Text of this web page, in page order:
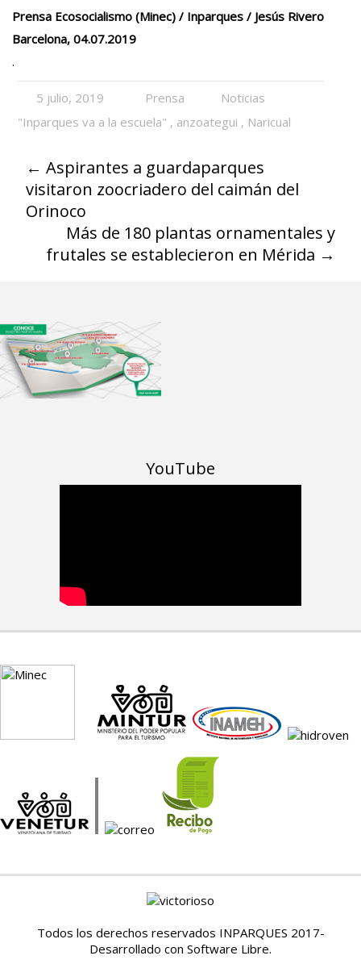
Prensa Ecosocialismo (Minec) / Inparques / Jesús Rivero
Barcelona, 04.07.2019
.
5 julio, 2019 Prensa
Noticias
"Inparques va a la escuela" , anzoategui , Naricual
← Aspirantes a guardaparques
visitaron zoocriadero del caimán del
Orinoco
Más de 180 plantas ornamentales y
frutales se establecieron en Mérida →
YouTube
Todos los derechos reservados INPARQUES 2017-
Desarrollado con Software Libre.